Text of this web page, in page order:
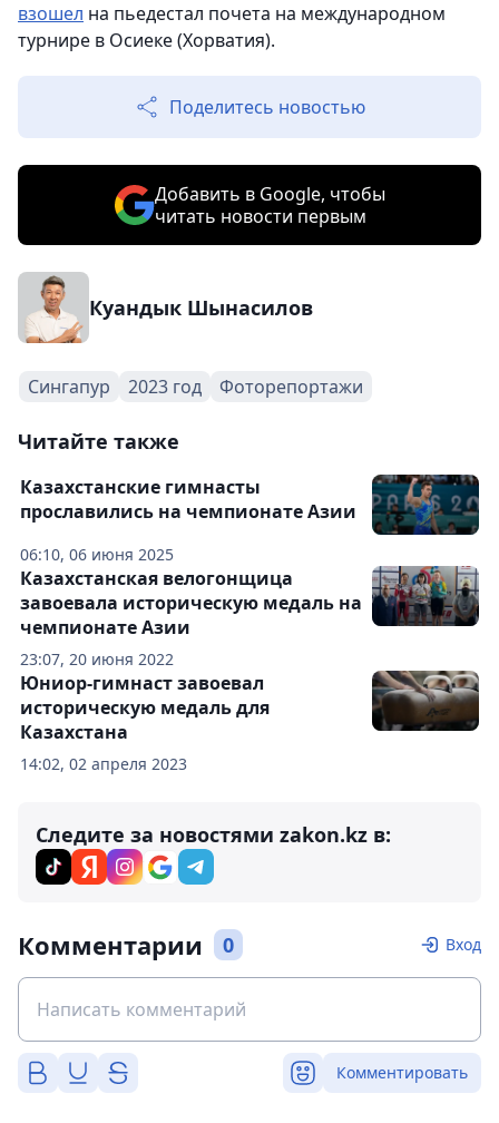
взошел на пьедестал почета на международном
турнире в Осиеке (Хорватия).
Поделитесь новостью
Добавить в Google, чтобы
читать новости первым
Куандык Шынасилов
Сингапур 2023 год Фоторепортажи
Читайте также
06:10, 06 июня 2025
Казахстанские гимнасты
прославились на чемпионате Азии
23:07, 20 июня 2022
Казахстанская велогонщица
завоевала историческую медаль на
чемпионате Азии
14:02, 02 апреля 2023
Юниор-гимнаст завоевал
историческую медаль для
Казахстана
Следите за новостями zakon.kz в:
Комментарии 0 Вход
Комментировать